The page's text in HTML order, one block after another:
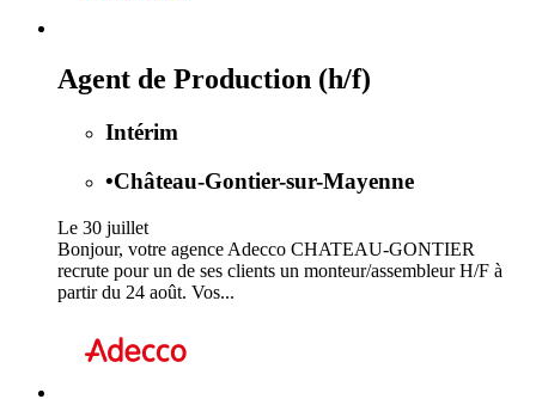
Agent de Production (h/f)
Intérim
•Château-Gontier-sur-Mayenne
Le 30 juillet
Bonjour, votre agence Adecco CHATEAU-GONTIER
recrute pour un de ses clients un monteur/assembleur H/F à
partir du 24 août. Vos...